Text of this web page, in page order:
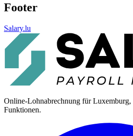
Footer
Salary.lu
Online-Lohnabrechnung für
Funktionen.